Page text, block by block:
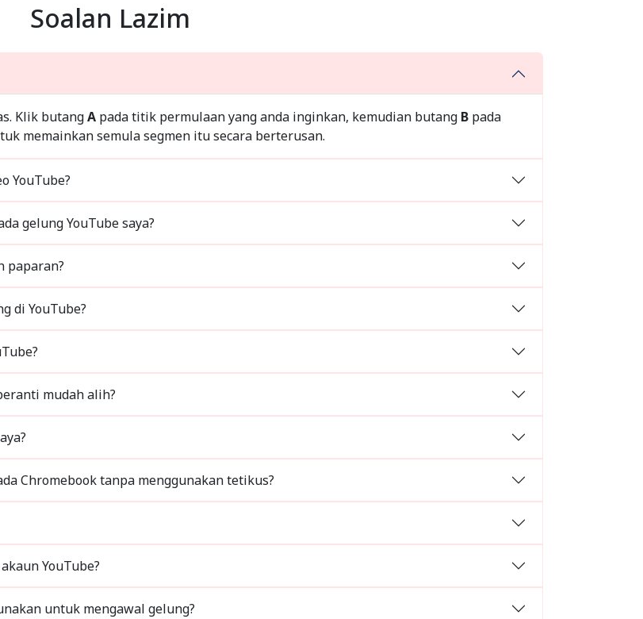
Soalan Lazim
Klik butangA pada titik permulaan yang anda inginkan, kemudian butang B pada
memainkan semula segmen itu secara berterusan.
YouTube?
bagaimana saya melaraskan kelajuan main balik pada gelung YouTube saya?
paparan?
di YouTube?
bagaimana saya menggulung video YouTube pada peranti mudah alih?
Bagaimanakah saya melancarkan video YouTube pada Chromebook tanpa menggunakan tetikus?
YouTube?
Apakah pintasan papan kekunci yang boleh saya gunakan untuk mengawal gelung?